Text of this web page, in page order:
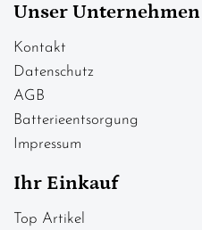
Unser Unternehmen
Kontakt
Datenschutz
AGB
Batterieentsorgung
Impressum
Ihr Einkauf
Top Artikel